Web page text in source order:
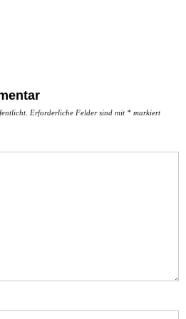
Erforderliche Felder sind mit * markiert